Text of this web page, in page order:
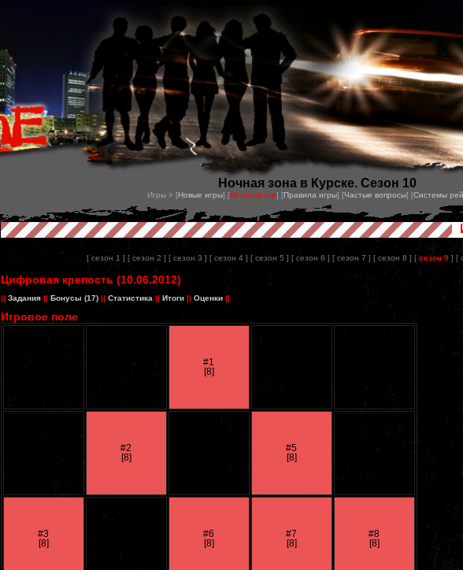
Ночная зона в Курске. Сезон 10
Игры > [Новые игры] [История игр] [Правила игры] [Частые вопросы] [Системы
[ сезон 1 ] [ сезон 2 ] [ сезон 3 ] [ сезон 4 ] [ сезон 5 ] [ сезон 6 ] [ сезон 7 ] [ сезон 8 ] [ сезон 9 ] [
Цифровая крепость (10.06.2012)
|| Задания || Бонусы (17) || Статистика || Итоги || Оценки ||
Игровое поле
#1
[8]
#2
[8]
#5
[8]
#3
[8]
#6
[8]
#7
[8]
#8
[8]